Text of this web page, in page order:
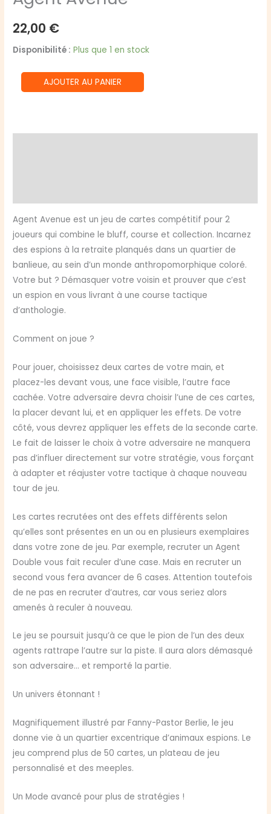
22,00 €
Disponibilité : Plus que 1 en stock
quantité
de
AJOUTER AU PANIER
Agent Avenue est un jeu de cartes compétitif pour 2
joueurs qui combine le bluff, course et collection. Incarnez
des espions à la retraite planqués dans un quartier de
banlieue, au sein d’un monde anthropomorphique coloré.
Votre but ? Démasquer votre voisin et prouver que c’est
un espion en vous livrant à une course tactique
d’anthologie.
Comment on joue ?
Pour jouer, choisissez deux cartes de votre main, et
placez-les devant vous, une face visible, l’autre face
cachée. Votre adversaire devra choisir l’une de ces cartes,
la placer devant lui, et en appliquer les effets. De votre
côté, vous devrez appliquer les effets de la seconde carte.
Le fait de laisser le choix à votre adversaire ne manquera
pas d’influer directement sur votre stratégie, vous forçant
à adapter et réajuster votre tactique à chaque nouveau
tour de jeu.
Les cartes recrutées ont des effets différents selon
qu’elles sont présentes en un ou en plusieurs exemplaires
dans votre zone de jeu. Par exemple, recruter un Agent
Double vous fait reculer d’une case. Mais en recruter un
second vous fera avancer de 6 cases. Attention toutefois
de ne pas en recruter d’autres, car vous seriez alors
amenés à reculer à nouveau.
Le jeu se poursuit jusqu’à ce que le pion de l’un des deux
agents rattrape l’autre sur la piste. Il aura alors démasqué
son adversaire… et remporté la partie.
Un univers étonnant !
Magnifiquement illustré par Fanny-Pastor Berlie, le jeu
donne vie à un quartier excentrique d’animaux espions. Le
jeu comprend plus de 50 cartes, un plateau de jeu
personnalisé et des meeples.
Un Mode avancé pour plus de stratégies !